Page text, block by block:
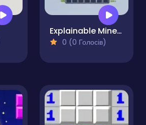
Explainable Minesweeper
0 (0 Голосів)